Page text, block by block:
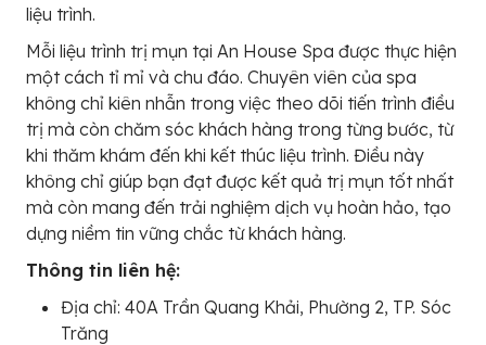
liệu trình.
Mỗi liệu trình trị mụn tại An House Spa được thực hiện
một cách tỉ mỉ và chu đáo. Chuyên viên của spa
không chỉ kiên nhẫn trong việc theo dõi tiến trình điều
trị mà còn chăm sóc khách hàng trong từng bước, từ
khi thăm khám đến khi kết thúc liệu trình. Điều này
không chỉ giúp bạn đạt được kết quả trị mụn tốt nhất
mà còn mang đến trải nghiệm dịch vụ hoàn hảo, tạo
dựng niềm tin vững chắc từ khách hàng.
Thông tin liên hệ:
Địa chỉ: 40A Trần Quang Khải, Phường 2, TP. Sóc
Trăng